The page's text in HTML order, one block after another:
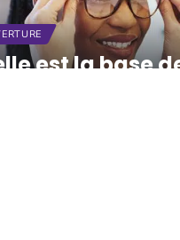
est la base